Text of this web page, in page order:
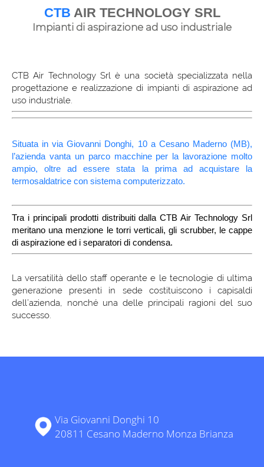
CTB AIR TECHNOLOGY SRL
Impianti di aspirazione ad uso industriale
CTB Air Technology Srl è una società specializzata nella
progettazione e realizzazione di impianti di aspirazione ad
uso industriale.
Situata in via Giovanni Donghi, 10 a Cesano Maderno (MB),
l’azienda vanta un parco macchine per la lavorazione molto
ampio, oltre ad essere stata la prima ad acquistare la
termosaldatrice con sistema computerizzato.
Tra i principali prodotti distribuiti dalla CTB Air Technology Srl
meritano una menzione le torri verticali, gli scrubber, le cappe
di aspirazione ed i separatori di condensa.
La versatilità dello staff operante e le tecnologie di ultima
generazione presenti in sede costituiscono i capisaldi
dell’azienda, nonché una delle principali ragioni del suo
successo.
Via Giovanni Donghi 10
20811 Cesano Maderno Monza Brianza